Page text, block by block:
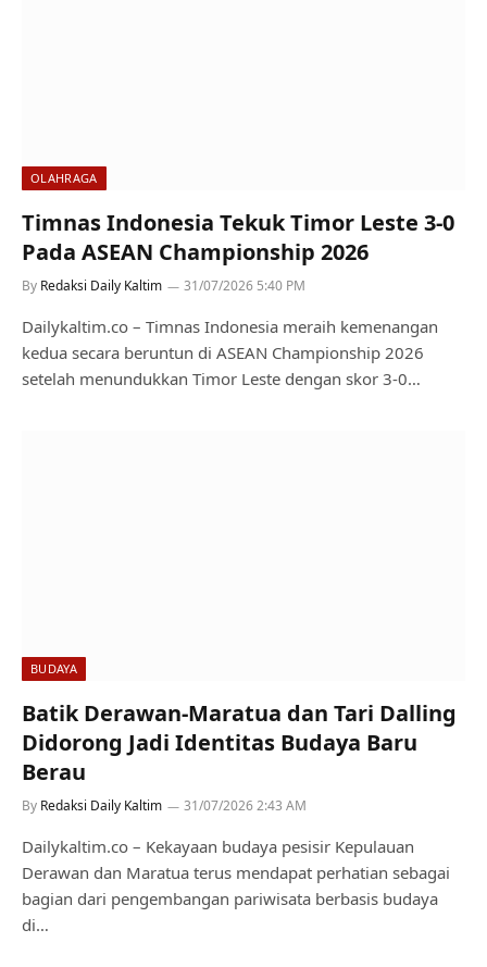
OLAHRAGA
Timnas Indonesia Tekuk Timor Leste 3-0
Pada ASEAN Championship 2026
By Redaksi Daily Kaltim 31/07/2026 5:40 PM
Dailykaltim.co – Timnas Indonesia meraih kemenangan
kedua secara beruntun di ASEAN Championship 2026
setelah menundukkan Timor Leste dengan skor 3-0…
BUDAYA
Batik Derawan-Maratua dan Tari Dalling
Didorong Jadi Identitas Budaya Baru
Berau
By Redaksi Daily Kaltim 31/07/2026 2:43 AM
Dailykaltim.co – Kekayaan budaya pesisir Kepulauan
Derawan dan Maratua terus mendapat perhatian sebagai
bagian dari pengembangan pariwisata berbasis budaya
di…